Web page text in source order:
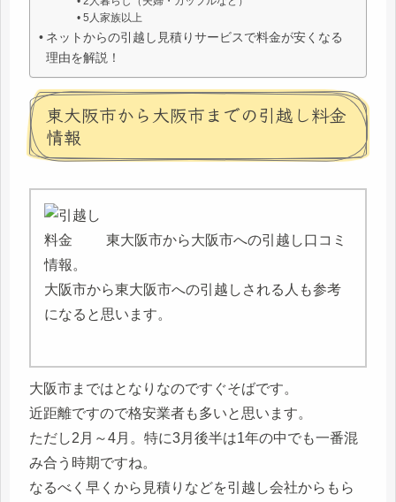
5人家族以上
ネットからの引越し見積りサービスで料金が安くなる
理由を解説！
東大阪市から大阪市までの引越し料金
情報
東大阪市から大阪市への引越し口コミ
情報。
大阪市から東大阪市への引越しされる人も参考
になると思います。
大阪市まではとなりなのですぐそばです。
近距離ですので格安業者も多いと思います。
ただし2月～4月。特に3月後半は1年の中でも一番混
み合う時期ですね。
なるべく早くから見積りなどを引越し会社からもら